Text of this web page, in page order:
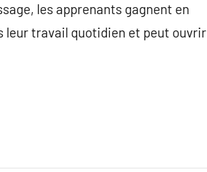
les apprenants gagnent en
leur travail quotidien et peut ouvrir